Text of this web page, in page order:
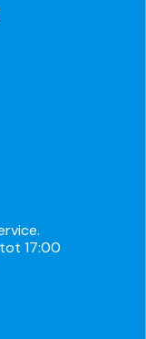
17:00